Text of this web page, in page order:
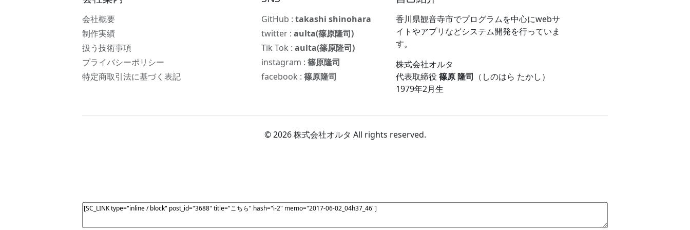
会社概要
制作実績
扱う技術事項
プライバシーポリシー
特定商取引法に基づく表記
GitHub :takashi shinohara
twitter :aulta(篠原隆司)
Tik Tok :aulta(篠原隆司)
instagram :篠原隆司
facebook :篠原隆司
香川県観音寺市でプログラムを中心にwebサ
イトやアプリなどシステム開発を行っていま
す。
株式会社オルタ
代表取締役篠原 隆司 （しのはら たかし）
1979年2月生
© 2026 株式会社オルタ All rights reserved.